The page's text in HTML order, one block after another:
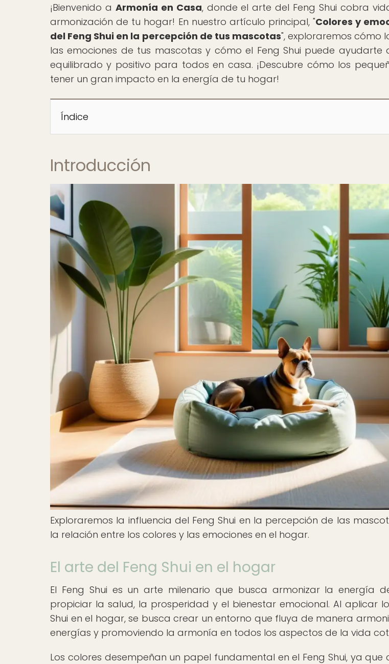
¡Bienvenido a Armonía en Casa, donde el arte del Feng Shui cobra
armonización de tu hogar! En nuestro artículo principal, "Colores y
del Feng Shui en la percepción de tus mascotas", exploraremos cómo
las emociones de tus mascotas y cómo el Feng Shui puede ayudarte
equilibrado y positivo para todos en casa. ¡Descubre cómo los
tener un gran impacto en la energía de tu hogar!
Índice
Introducción
Exploraremos la influencia del Feng Shui en la percepción de las
la relación entre los colores y las emociones en el hogar.
El arte del Feng Shui en el hogar
El Feng Shui es un arte milenario que busca armonizar la energía
propiciar la salud, la prosperidad y el bienestar emocional. Al aplicar
Shui en el hogar, se busca crear un entorno que fluya de manera
energías y promoviendo la armonía en todos los aspectos de la vida
Los colores desempeñan un papel fundamental en el Feng Shui, ya